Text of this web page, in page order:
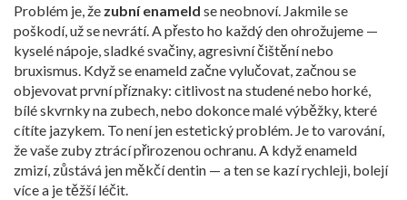
Problém je, že zubní enameld se neobnoví. Jakmile se
poškodí, už se nevrátí. A přesto ho každý den ohrožujeme —
kyselé nápoje, sladké svačiny, agresivní čištění nebo
bruxismus. Když se enameld začne vylučovat, začnou se
objevovat první příznaky: citlivost na studené nebo horké,
bílé skvrnky na zubech, nebo dokonce malé výběžky, které
cítíte jazykem. To není jen estetický problém. Je to varování,
že vaše zuby ztrácí přirozenou ochranu. A když enameld
zmizí, zůstává jen měkčí dentin — a ten se kazí rychleji, bolejí
více a je těžší léčit.